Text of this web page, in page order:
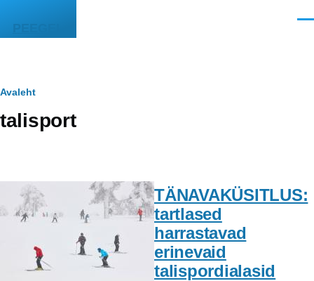
PEEGEL
Leivapuru
Avaleht
talisport
TÄNAVAKÜSITLUS:
tartlased
harrastavad
erinevaid
talispordialasid